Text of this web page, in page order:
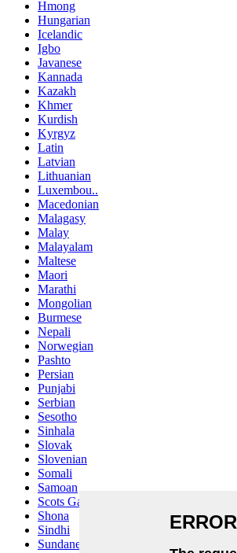
Hmong
Hungarian
Icelandic
Igbo
Javanese
Kannada
Kazakh
Khmer
Kurdish
Kyrgyz
Latin
Latvian
Lithuanian
Luxembou..
Macedonian
Malagasy
Malay
Malayalam
Maltese
Maori
Marathi
Mongolian
Burmese
Nepali
Norwegian
Pashto
Persian
Punjabi
Serbian
Sesotho
Sinhala
Slovak
Slovenian
Somali
Samoan
Scots Gaelic
Shona
Sindhi
Sundanese